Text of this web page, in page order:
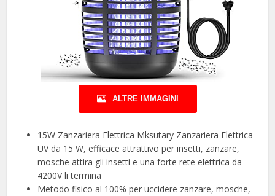
ALTRE IMMAGINI
15W Zanzariera Elettrica Mksutary Zanzariera Elettrica
UV da 15 W, efficace attrattivo per insetti, zanzare,
mosche attira gli insetti e una forte rete elettrica da
4200V li termina
Metodo fisico al 100% per uccidere zanzare, mosche,